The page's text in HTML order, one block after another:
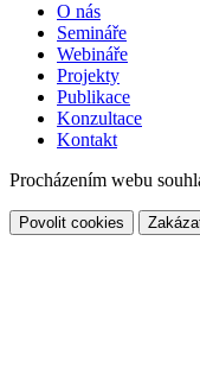
O nás
Semináře
Webináře
Projekty
Publikace
Konzultace
Kontakt
Procházením webu
Povolit cookies